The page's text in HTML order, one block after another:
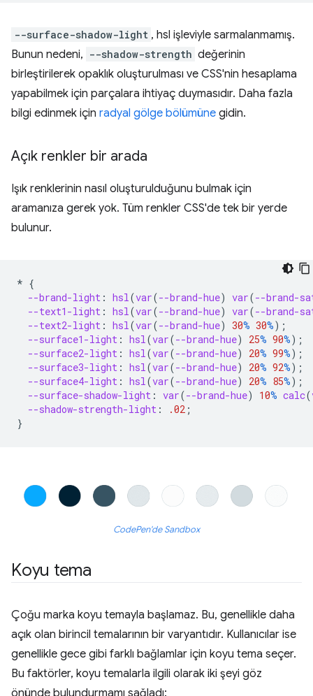
--surface-shadow-light , hsl işleviyle sarmalanmamış.
Bunun nedeni, --shadow-strength değerinin
birleştirilerek opaklık oluşturulması ve CSS'nin hesaplama
yapabilmek için parçalara ihtiyaç duymasıdır. Daha fazla
bilgi edinmek için radyal gölge bölümüne gidin.
Açık renkler bir arada
Işık renklerinin nasıl oluşturulduğunu bulmak için
aramanıza gerek yok. Tüm renkler CSS'de tek bir yerde
bulunur.
* {
--brand-light : hsl (var(--brand-hue) var(--brand-
--text1-light : hsl (var(--brand-hue) var(--brand-
--text2-light : hsl (var(--brand-hue) 30% 30%);
--surface1-light : hsl (var(--brand-hue) 25% 90%);
--surface2-light : hsl (var(--brand-hue) 20% 99%);
--surface3-light : hsl (var(--brand-hue) 20% 92%);
--surface4-light : hsl (var(--brand-hue) 20% 85%);
--surface-shadow-light : var(--brand-hue) 10% calc(
--shadow-strength-light : .02 ;
}
CodePen'de Sandbox
Koyu tema
Çoğu marka koyu temayla başlamaz. Bu, genellikle daha
açık olan birincil temalarının bir varyantıdır. Kullanıcılar ise
genellikle gece gibi farklı bağlamlar için koyu tema seçer.
Bu faktörler, koyu temalarla ilgili olarak iki şeyi göz